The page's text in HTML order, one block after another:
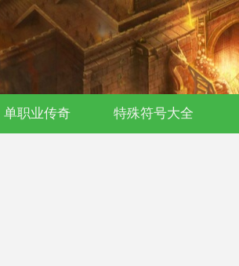
单职业传奇 特殊符号大全